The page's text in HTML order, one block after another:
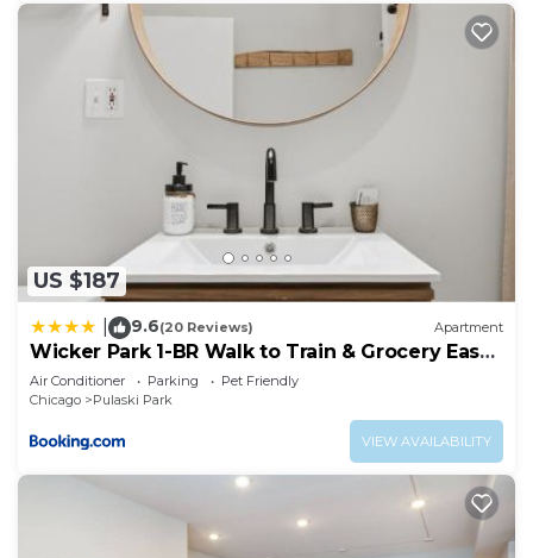
US $187
9.6(20 Reviews) Apartment
Wicker Park 1-BR Walk to Train & Grocery Easy
Downtown Access
Air Conditioner Parking
Pet Friendly
Chicago
Pulaski Park
VIEW AVAILABILITY